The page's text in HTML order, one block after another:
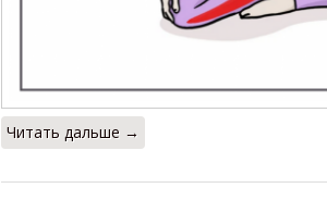
Читать дальше →